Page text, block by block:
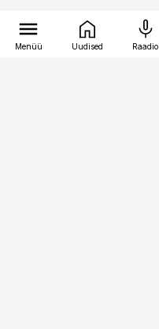
Menüü Uudised Raadio